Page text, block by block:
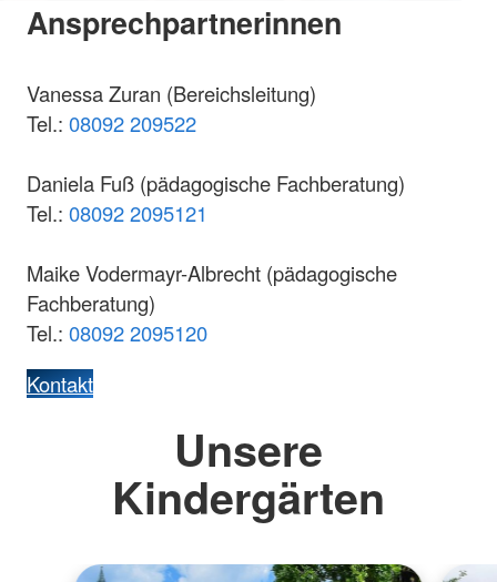
Ansprechpartnerinnen
Vanessa Zuran (Bereichsleitung)
Tel.: 08092 209522
Daniela Fuß (pädagogische Fachberatung)
Tel.: 08092 2095121
Maike Vodermayr-Albrecht (pädagogische
Fachberatung)
Tel.: 08092 2095120
Kontakt
Unsere
Kindergärten